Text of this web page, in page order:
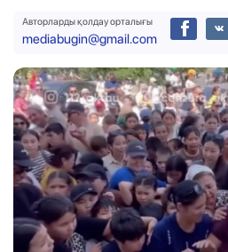
Авторларды қолдау орталығы
mediabugin@gmail.com